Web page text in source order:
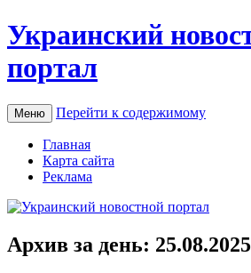
Украинский
портал
Меню Перейти к содержимому
Главная
Карта сайта
Реклама
Архив за день: 25.08.2025